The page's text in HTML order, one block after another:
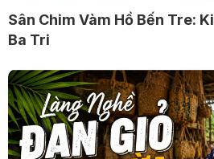
Sân Chim Vàm Hồ Bến Tre:
Ba Tri